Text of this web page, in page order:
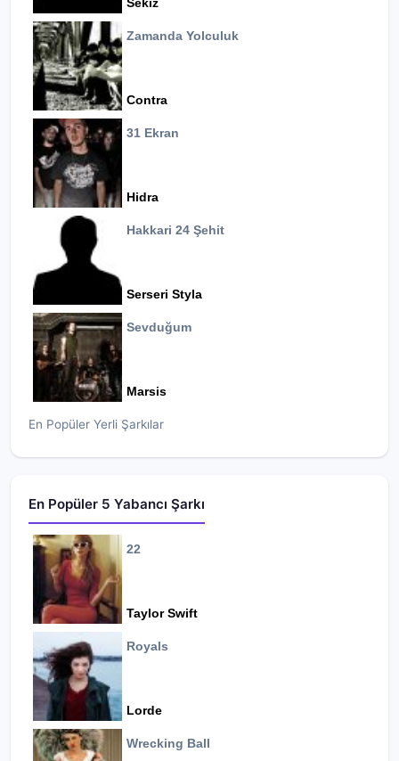
Zamanda Yolculuk
Contra
31 Ekran
Hidra
Hakkari 24 Şehit
Serseri Styla
Sevduğum
Marsis
En Popüler Yerli Şarkılar
En Popüler 5 Yabancı Şarkı
22
Taylor Swift
Royals
Lorde
Wrecking Ball